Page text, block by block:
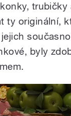
trubičky
ty originální,
byly